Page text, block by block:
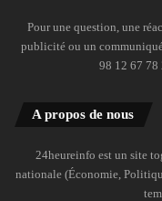
Pour une question, une
publicité ou un
98 12 67 78
A propos de nous
24heureinfo est un site
nationale (Économie,